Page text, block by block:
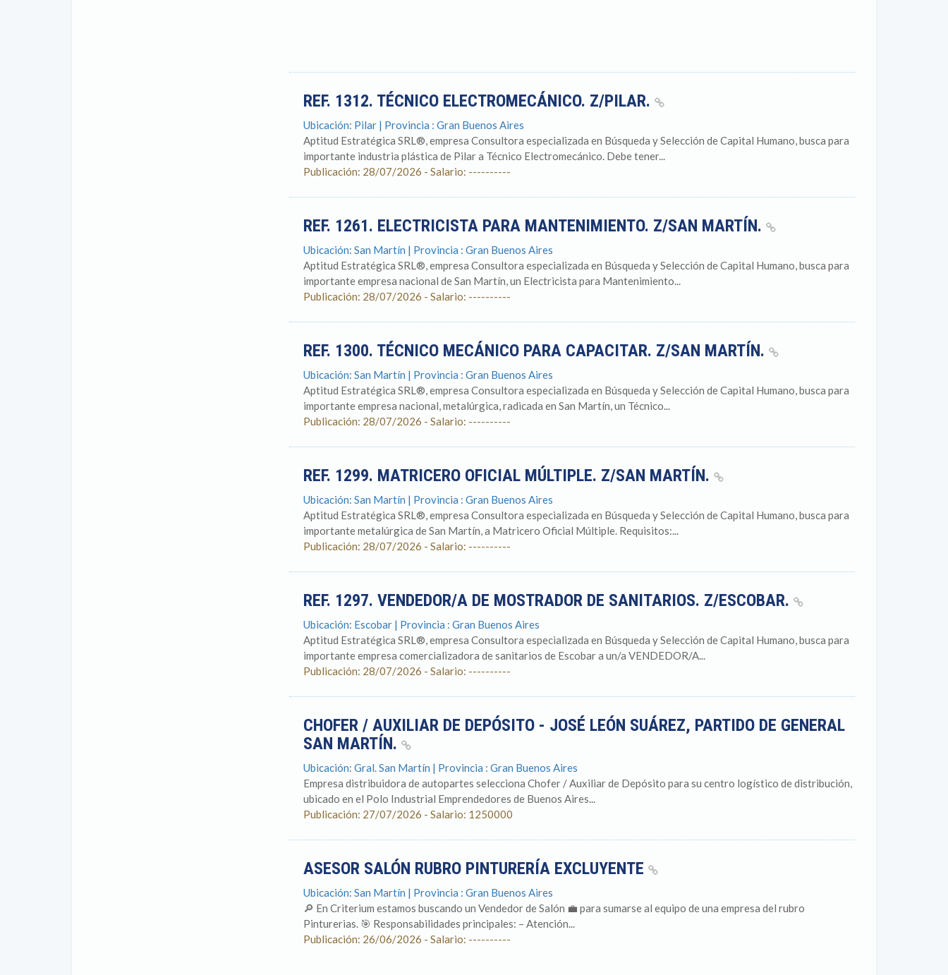
REF. 1312. TÉCNICO ELECTROMECÁNICO. Z/PILAR.
Ubicación: Pilar | Provincia : Gran Buenos Aires
Aptitud Estratégica SRL®, empresa Consultora especializada en Búsqueda y Selección de Capital Humano, busca para
importante industria plástica de Pilar a Técnico Electromecánico. Debe tener...
Publicación: 28/07/2026 - Salario: ----------
REF. 1261. ELECTRICISTA PARA MANTENIMIENTO. Z/SAN MARTÍN.
Ubicación: San Martín | Provincia : Gran Buenos Aires
Aptitud Estratégica SRL®, empresa Consultora especializada en Búsqueda y Selección de Capital Humano, busca para
importante empresa nacional de San Martín, un Electricista para Mantenimiento...
Publicación: 28/07/2026 - Salario: ----------
REF. 1300. TÉCNICO MECÁNICO PARA CAPACITAR. Z/SAN MARTÍN.
Ubicación: San Martín | Provincia : Gran Buenos Aires
Aptitud Estratégica SRL®, empresa Consultora especializada en Búsqueda y Selección de Capital Humano, busca para
importante empresa nacional, metalúrgica, radicada en San Martín, un Técnico...
Publicación: 28/07/2026 - Salario: ----------
REF. 1299. MATRICERO OFICIAL MÚLTIPLE. Z/SAN MARTÍN.
Ubicación: San Martín | Provincia : Gran Buenos Aires
Aptitud Estratégica SRL®, empresa Consultora especializada en Búsqueda y Selección de Capital Humano, busca para
importante metalúrgica de San Martín, a Matricero Oficial Múltiple. Requisitos:...
Publicación: 28/07/2026 - Salario: ----------
REF. 1297. VENDEDOR/A DE MOSTRADOR DE SANITARIOS. Z/ESCOBAR.
Ubicación: Escobar | Provincia : Gran Buenos Aires
Aptitud Estratégica SRL®, empresa Consultora especializada en Búsqueda y Selección de Capital Humano, busca para
importante empresa comercializadora de sanitarios de Escobar a un/a VENDEDOR/A...
Publicación: 28/07/2026 - Salario: ----------
CHOFER / AUXILIAR DE DEPÓSITO - JOSÉ LEÓN SUÁREZ, PARTIDO DE GENERAL
SAN MARTÍN.
Ubicación: Gral. San Martín | Provincia : Gran Buenos Aires
Empresa distribuidora de autopartes selecciona Chofer / Auxiliar de Depósito para su centro logístico de distribución,
ubicado en el Polo Industrial Emprendedores de Buenos Aires...
Publicación: 27/07/2026 - Salario: 1250000
ASESOR SALÓN RUBRO PINTURERÍA EXCLUYENTE
Ubicación: San Martín | Provincia : Gran Buenos Aires
🔎 En Criterium estamos buscando un Vendedor de Salón 💼 para sumarse al equipo de una empresa del rubro
Pinturerias. 🎯 Responsabilidades principales: – Atención...
Publicación: 26/06/2026 - Salario: ----------